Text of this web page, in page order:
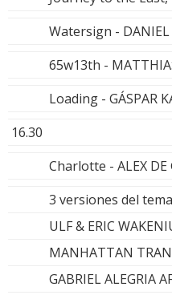
Watersign - DANIEL
65w13th -
Loading - GÁSPAR
16.30
Charlotte - ALEX DE
3 versiones del
ULF & ERIC
MANHATTAN
GABRIEL ALEGRIA